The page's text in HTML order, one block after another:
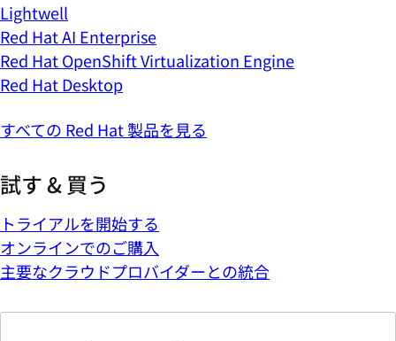
Lightwell
Red Hat AI Enterprise
Red Hat OpenShift Virtualization Engine
Red Hat Desktop
すべての Red Hat 製品を見る
試す & 買う
トライアルを開始する
オンラインでのご購入
主要なクラウドプロバイダーとの統合